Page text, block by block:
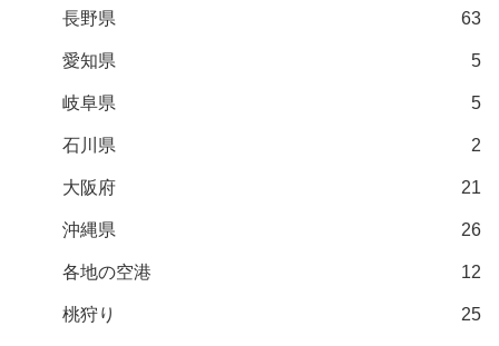
長野県 63
愛知県 5
岐阜県 5
石川県 2
大阪府 21
沖縄県 26
各地の空港 12
桃狩り 25